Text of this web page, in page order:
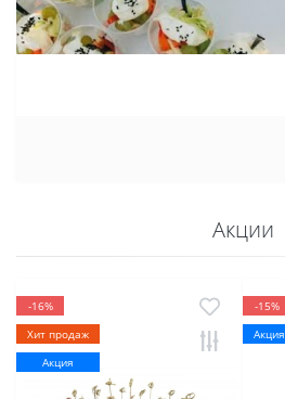
Акции
-16%
Хит продаж
Акция
-15%
Акция